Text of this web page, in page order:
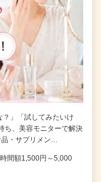
？」「試してみたいけ
ち、美容モニターで解決
・サプリメン…
間額1,500円～5,000